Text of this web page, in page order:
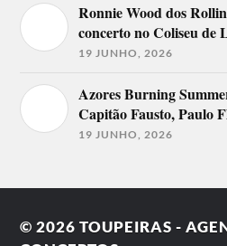
Ronnie Wood dos
concerto no Coliseu de
19 JUNHO, 2026
Azores Burning
Capitão Fausto, Paulo
19 JUNHO, 2026
© 2026TOUPEIRAS -